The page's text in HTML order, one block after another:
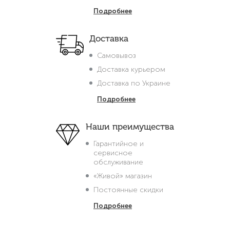
Подробнее
Доставка
Самовывоз
Доставка курьером
Доставка по Украине
Подробнее
Наши преимущества
Гарантийное и
сервисное
обслуживание
«Живой» магазин
Постоянные скидки
Подробнее